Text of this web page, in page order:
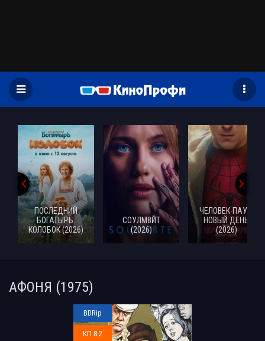
ПОСЛЕДНИЙ
БОГАТЫРЬ.
КОЛОБОК (2026)
СОУЛМ8ЙТ
(2026)
ЧЕЛОВЕК-ПАУК:
НОВЫЙ ДЕНЬ
(2026)
АФОНЯ (1975)
BDRip
КП 8.2